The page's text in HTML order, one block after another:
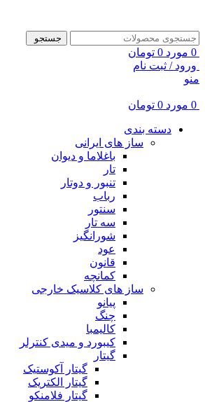
جستجو
0 مورد 0 تومان
ورود / ثبت نام
منو
0 مورد 0 تومان
دسته بندی
ساز های ایرانی
باغلاما و دیوان
تار
تنبور و دوتار
رباب
سنتور
سه تار
شورانگیز
عود
قانون
کمانچه
ساز های کلاسیک خارجی
پیانو
چنگ
کالیمبا
کیبورد و میدی کنترلر
گیتار
گیتار آکوستیک
گیتار الکتریک
گیتار فلامنکو